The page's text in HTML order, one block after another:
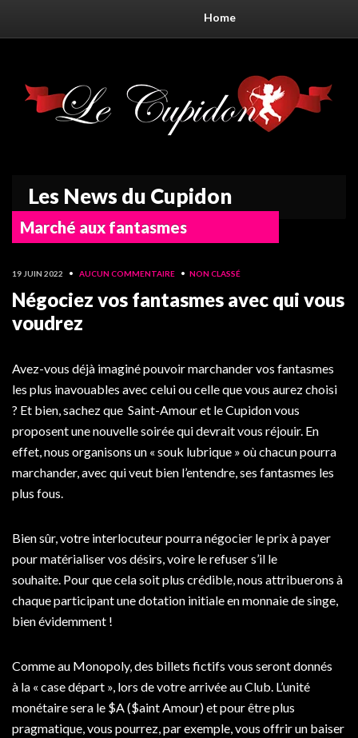
Home
Les News du Cupidon
Marché aux fantasmes
19 JUIN 2022 • AUCUN COMMENTAIRE • NON CLASSÉ
Négociez vos fantasmes avec qui vous
voudrez
Avez-vous déjà imaginé pouvoir marchander vos fantasmes
les plus inavouables avec celui ou celle que vous aurez choisi
? Et bien, sachez que Saint-Amour et le Cupidon vous
proposent une nouvelle soirée qui devrait vous réjouir. En
effet, nous organisons un « souk lubrique » où chacun pourra
marchander, avec qui veut bien l’entendre, ses fantasmes les
plus fous.
Bien sûr, votre interlocuteur pourra négocier le prix à payer
pour matérialiser vos désirs, voire le refuser s’il le
souhaite. Pour que cela soit plus crédible, nous attribuerons à
chaque participant une dotation initiale en monnaie de singe,
bien évidemment !
Comme au Monopoly, des billets fictifs vous seront donnés
à la « case départ », lors de votre arrivée au Club. L’unité
monétaire sera le $A ($aint Amour) et pour être plus
pragmatique, vous pourrez, par exemple, vous offrir un baiser